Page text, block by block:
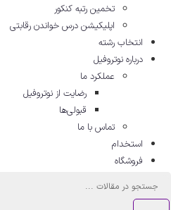
تخمین رتبه کنکور
اپلیکیشن درس خواندن رقابتی
انتخاب رشته
درباره نوتروفیل
عملکرد ما
رضایت از نوتروفیل
قبولی‌ها
تماس با ما
استخدام
فروشگاه
جستجو